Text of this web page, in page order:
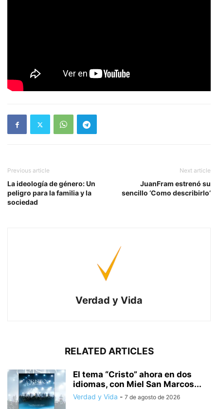
Previous article
La ideología de género: Un
peligro para la familia y la
sociedad
Next article
JuanFram estrenó su
sencillo ‘Como describirlo’
Verdad y Vida
RELATED ARTICLES
El tema “Cristo” ahora en dos
idiomas, con Miel San Marcos...
Verdad y Vida - 7 de agosto de 2026